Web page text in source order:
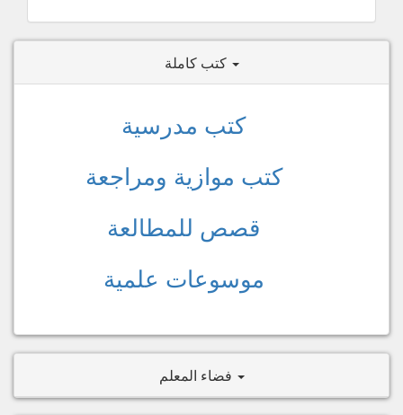
كتب كاملة
كتب مدرسية
كتب موازية ومراجعة
قصص للمطالعة
موسوعات علمية
فضاء المعلم